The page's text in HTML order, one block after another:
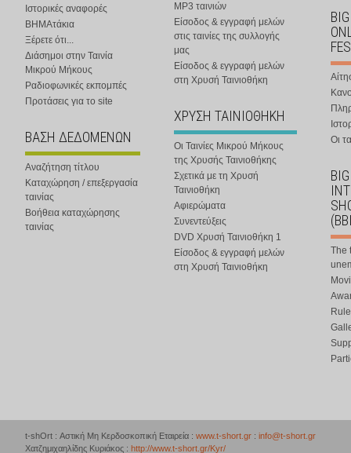
Ιστορικές αναφορές
ΒΗΜΑτάκια
Ξέρετε ότι...
Διάσημοι στην Ταινία
Μικρού Μήκους
Ραδιοφωνικές εκπομπές
Προτάσεις για το site
ΒΑΣΗ ΔΕΔΟΜΕΝΩΝ
Αναζήτηση τίτλου
Καταχώρηση / επεξεργασία
ταινίας
Βοήθεια καταχώρησης
ταινίας
MP3 ταινιών
Είσοδος & εγγραφή μελών
στις ταινίες της συλλογής
μας
Είσοδος & εγγραφή μελών
στη Χρυσή Ταινιοθήκη
ΧΡΥΣΗ ΤΑΙΝΙΟΘΗΚΗ
Οι Ταινίες Μικρού Μήκους
της Χρυσής Ταινιοθήκης
Σχετικά με τη Χρυσή
Ταινιοθήκη
Αφιερώματα
Συνεντεύξεις
DVD Χρυσή Ταινιοθήκη 1
Είσοδος & εγγραφή μελών
στη Χρυσή Ταινιοθήκη
Οι
The
t-shOrt : Αστική Μη Κερδοσκοπική Εταιρεία : www.t-short.gr : info@t-short.gr
Χατζημιχαηλίδης Κυριάκος : http://www.t-short.gr/Kyr/